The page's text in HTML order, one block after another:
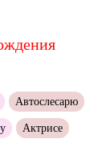
Автослесарю
Актрисе